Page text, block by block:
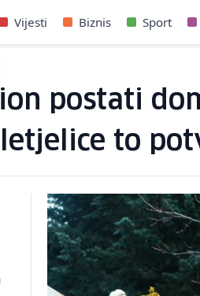
Vijesti Biznis Sport
postati
to